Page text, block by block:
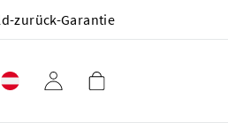
zurück-Garantie